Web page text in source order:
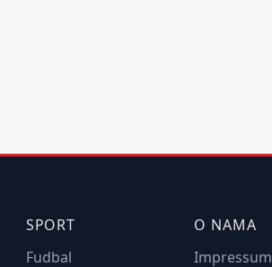
SPORT
Fudbal
O NAMA
Impressum